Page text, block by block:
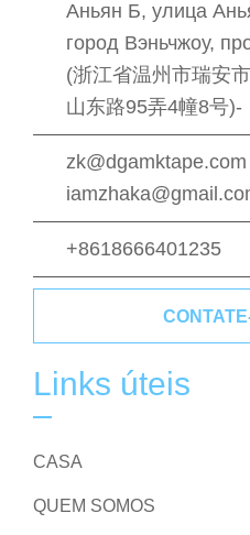
Аньян Б, улица
город Вэньчжоу,
(浙江省温州市瑞安
山东路95弄4幢8号)-
zk@dgamktape.com
+8618666401235
Links úteis
CASA
QUEM SOMOS